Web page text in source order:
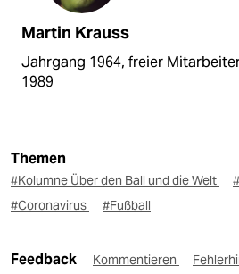
Martin Krauss
Jahrgang 1964, freier
1989
Themen
#Kolumne Über den Ball und die Welt
#Coronavirus
#Fußball
Feedback Kommentieren